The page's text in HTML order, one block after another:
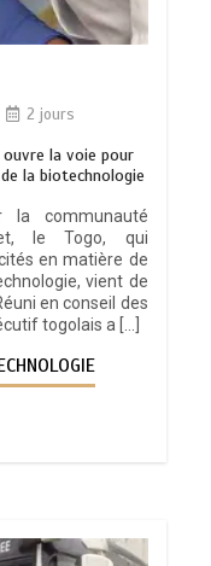
2 jours
ouvre la voie pour
la biotechnologie
la communauté
le Togo, qui
en matière de
vient de
en conseil des
togolais a […]